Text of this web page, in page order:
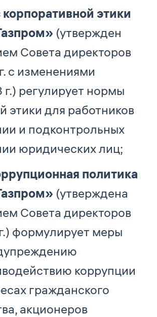
этики
(утвержден
Совета директоров
с изменениями
г.) регулирует нормы
этики для работников
и подконтрольных
юридических лиц;
политика
(утверждена
Совета директоров
формулирует меры
коррупции
гражданского
акционеров